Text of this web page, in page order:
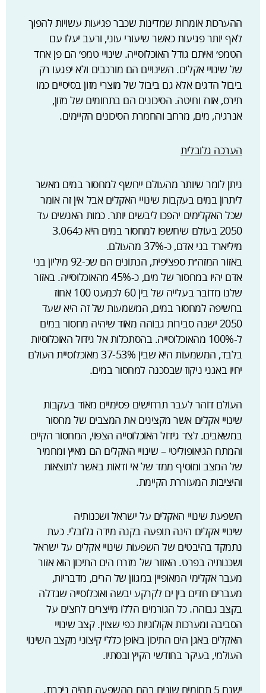
ההערכות אומרות שמדינות שכבר פגיעות עשויות להפוך
לאף יותר פגיעות כאשר שיעורי עוני, ורעב יעלו עם
הטמפ׳ ואיתם גודל האוכלוסייה. שינויי טמפ׳ הם פן אחד
של שינויי אקלים. השינויים הם מורכבים ולא יפגעו רק
ביבול הדגים אלא גם ביבול של מוצרי מזון בסיסיים כמו
תירס, אורז וחיטה. הסיכונים הם בתחומים של מזון,
אנרגיה, מים, מרחב והחמרת הסיכונים הקיימים.
הערכה גלובלית
ניתן לומר שיותר מהעולם ייחשף למחסור במים מאשר
ליתרון במים בעקבות שינויי האקלים אבל אין זה אומר
שכל האקלימים יהפכו ליבשים יותר. כמות האנשים עד
2050 בעולם שיחשפו למחסור במים היא כ3.064
מיליארד בני אדם, כ-37% מהעולם.
באזור המזה׳׳ת ספציפית, הנתונים הם שכ-92 מיליון בני
אדם יהיו במחסור של מים, כ-45% מהאוכלוסייה. באזור
שלנו מדובר בעלייה של בין 60 לכמעט 100 אחוז
בחשיפה למחסור במים, המשמעות של זה היא שעד
2050 ישנה סבירות גבוהה מאוד שיהיה מחסור במים
ל-100% מהאוכלוסייה. בהסתכלות אל גידול האוכלוסיות
בלבד, המשמעות היא שבין 37-53% מאוכלוסיית העולם
יחיו באגני ניקוז שבסכנה למחסור במים.
העולם דוהר לעבר תרחישים פסימיים מאוד בעקבות
שינויי אקלים אשר מקצינים את המצבים של מחסור
במשאבים. לצד גידול האוכלוסייה הצפוי, המחסור הקיים
והמתח הגיאופוליטי – שינויי האקלים הם מאיץ ומחמיר
של המצב ומוסיף ממד של אי ודאות באשר לתוצאות
והיציבות המעוררת הקיימת.
השפעת שינויי האקלים על ישראל ושכנותיה
שינויי אקלים הינה תופעה בקנה מידה גלובלי. כעת
נתמקד בהיבטים של השפעות שינויי אקלים על ישראל
ושכנותיה בפרט. האזור של מזרח הים התיכון הוא אזור
מעבר אקלימי המאופיין במגוון של הרים, מדבריות,
מעברים חדים בין ים לקרקע יבשה ואוכלוסייה שגדלה
בקצב גבוהה. כל הגורמים הללו מייצרים לחצים על
הסביבה ומערכות אקולוגיות כפי שצוין. קצב שינויי
האקלים באגן הים התיכון באופן כללי קיצוני מקצב השינוי
העולמי, בעיקר בחודשי הקיץ ובסתיו.
ישנם 5 תחומים שונים בהם ההשפעה תהיה ניכרת.